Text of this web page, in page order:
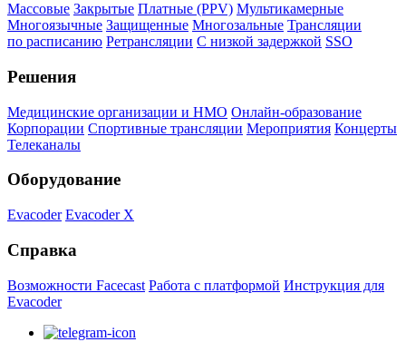
Массовые Закрытые Платные (PPV) Мультикамерные
Многоязычные Защищенные Многозальные Трансляции
по расписанию Ретрансляции С низкой задержкой SSO
Решения
Медицинские организации и НМО Онлайн-образование
Корпорации Спортивные трансляции Мероприятия Концерты
Телеканалы
Оборудование
Evacoder Evacoder X
Справка
Возможности Facecast Работа с платформой Инструкция для
Evacoder